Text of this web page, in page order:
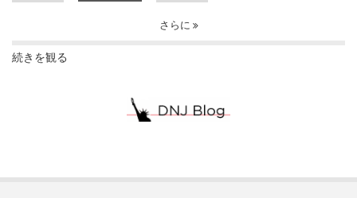
さらに
続きを観る